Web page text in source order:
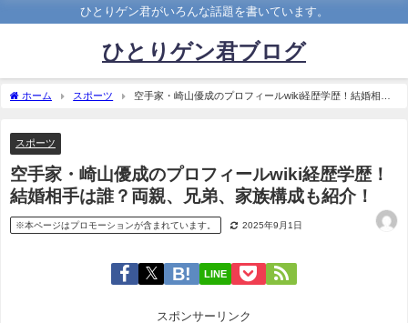
ひとりゲン君がいろんな話題を書いています。
ひとりゲン君ブログ
ホーム スポーツ
空手家・崎山優成のプロフィールwiki経歴学歴！結婚相手
スポーツ
空手家・崎山優成のプロフィールwiki経歴学歴！
結婚相手は誰？両親、兄弟、家族構成も紹介！
※本ページはプロモーションが含まれています。 2025年9月1日
LINE
スポンサーリンク